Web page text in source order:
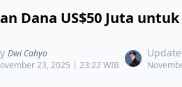
Dana US$50 Juta
Dwi Cahyo
23, 2025 | 23:22 WIB